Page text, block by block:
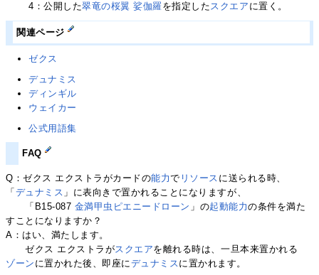
4：公開した翠竜の桜翼 娑伽羅を指定したスクエア に置く。
関連ページ
ゼクス
デュナミス
ディンギル
ウェイカー
公式用語集
FAQ
Q：ゼクス エクストラがカードの能力で リソース に送られる時、
「デュナミス 」に表向きで置かれることになりますが、
「B15-087 金満甲虫ピエニードローン 」の起動能力の条件を満た
すことになりますか？
A：はい、満たします。
ゼクス エクストラがスクエアを離れる時は、一旦本来置かれる
ゾーン に置かれた後、即座にデュナミス に置かれます。